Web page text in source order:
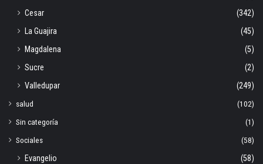
Cesar
(342)
La Guajira
(45)
Magdalena
(5)
Sucre
(2)
Valledupar
(249)
salud
(102)
Sin categoría
(1)
Sociales
(58)
Evangelio
(58)